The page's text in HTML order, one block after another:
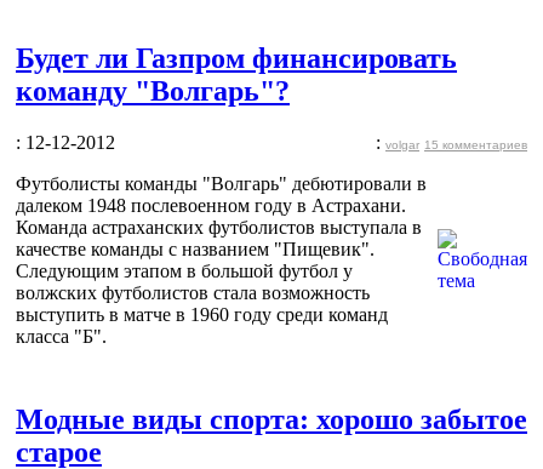
Будет ли Газпром финансировать
команду "Волгарь"?
: 12-12-2012 : volgar 15 комментариев
Футболисты команды "Волгарь" дебютировали в
далеком 1948 послевоенном году в Астрахани.
Команда астраханских футболистов выступала в
качестве команды с названием "Пищевик".
Следующим этапом в большой футбол у
волжских футболистов стала возможность
выступить в матче в 1960 году среди команд
класса "Б".
Модные виды спорта: хорошо забытое
старое